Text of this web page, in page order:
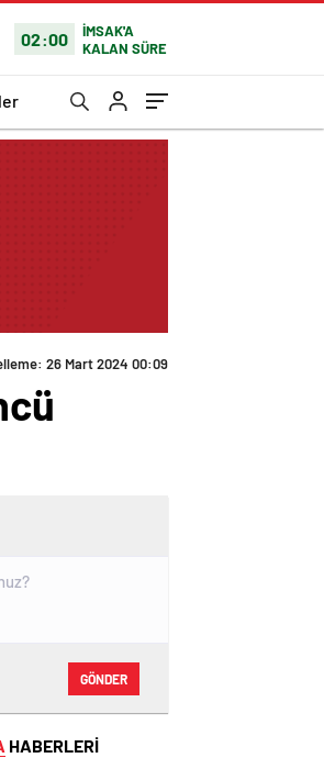
02:00
İMSAK'A
KALAN SÜRE
26 Mart 2024 00:09
GÖNDER
HABERLERİ